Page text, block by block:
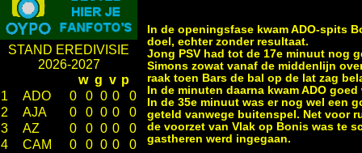
STAND EREDIVISIE
2026-2027
w g v p
1
ADO 0 0 0 0
0
2
AJA 0 0 0 0
0
3
AZ 0 0 0 0
0
4
CAM 0 0 0 0
0
In de openingsfase kwam ADO-spits
doel, echter zonder resultaat.
Jong PSV had tot de 17e minuut nog
Simons zowat vanaf de middenlijn
raak toen Bars de bal op de lat zag
In de minuten daarna kwam ADO
In de 35e minuut was er nog wel een
geteld vanwege buitenspel. Net voor
de voorzet van Vlak op Bonis was te
gastheren werd ingegaan.